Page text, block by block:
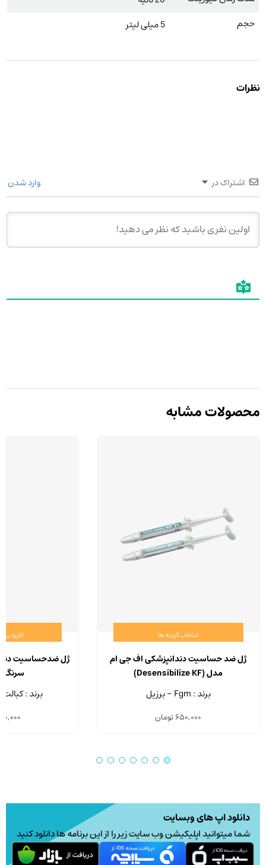
حجم
5 میلی لیتر
نظرات
اشتراک در وارد شدن
محصولات مشابه
انتخاب گزینه ها
این
محصول
ها
است
صفحه
محصول
ژل ضد حساسیت دندانپزشکی اف جی ام
مدل (Desensibilize KF)
برند : Fgm - برزیل
650,000تومان
افزودن
ژل ضدحساسیت
سرنگ 3.4 گرمی
برند :
دانلود اپ های وبسایت
شما میتوانید اپلیکیشن وب سایت زیر را از این برنامه ها دانلود کنید